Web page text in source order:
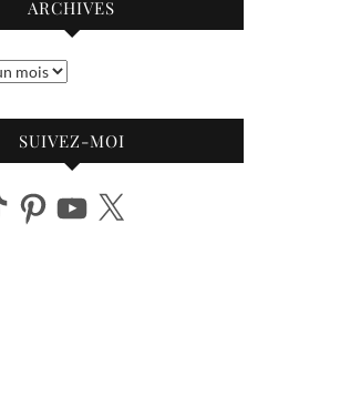
ARCHIVES
SUIVEZ-MOI
PinterestYouTube
X